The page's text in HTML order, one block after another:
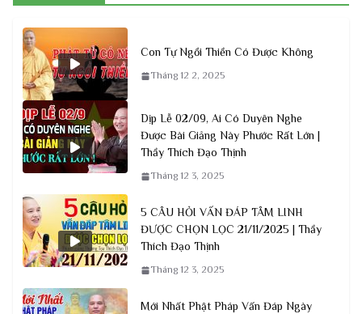
Con Tự Ngồi Thiền Có Được Không
Tháng 12 2, 2025
Dịp Lễ 02/09, Ai Có Duyên Nghe
Được Bài Giảng Này Phước Rất Lớn |
Thầy Thích Đạo Thịnh
Tháng 12 3, 2025
5 CÂU HỎI VẤN ĐÁP TÂM LINH
ĐƯỢC CHỌN LỌC 21/11/2025 | Thầy
Thích Đạo Thịnh
Tháng 12 3, 2025
Mới Nhất Phật Pháp Vấn Đáp Ngày